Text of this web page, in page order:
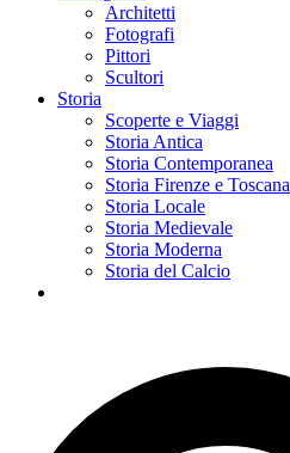
Architetti
Fotografi
Pittori
Scultori
Storia
Scoperte e Viaggi
Storia Antica
Storia Contemporanea
Storia Firenze e Toscana
Storia Locale
Storia Medievale
Storia Moderna
Storia del Calcio